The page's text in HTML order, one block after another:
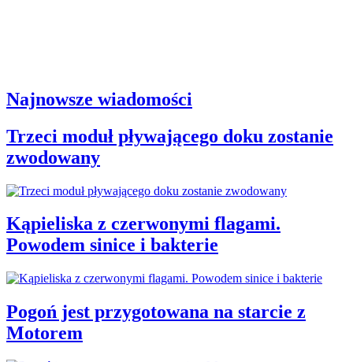
Najnowsze wiadomości
Trzeci moduł pływającego doku zostanie
zwodowany
Kąpieliska z czerwonymi flagami.
Powodem sinice i bakterie
Pogoń jest przygotowana na starcie z
Motorem